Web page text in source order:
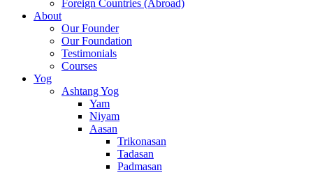
Foreign Countries (Abroad)
About
Our Founder
Our Foundation
Testimonials
Courses
Yog
Ashtang Yog
Yam
Niyam
Aasan
Trikonasan
Tadasan
Padmasan